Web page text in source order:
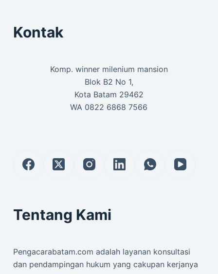
Kontak
Komp. winner milenium mansion
Blok B2 No 1,
Kota Batam 29462
WA 0822 6868 7566
Tentang Kami
Pengacarabatam.com adalah layanan konsultasi
dan pendampingan hukum yang cakupan kerjanya